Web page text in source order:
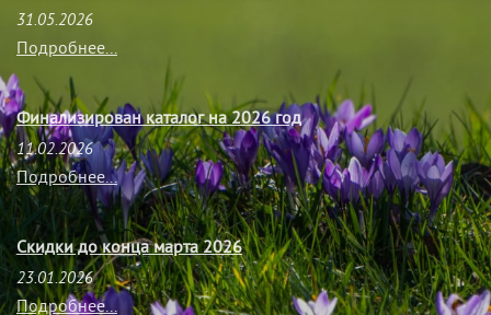
31.05.2026
Подробнее...
Финализирован каталог на 2026 год
11.02.2026
Подробнее...
Скидки до конца марта 2026
23.01.2026
Подробнее...